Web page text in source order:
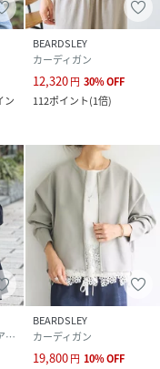
入荷」「値下げ」通
新商品などの入荷情
取ることができま
BEZ1061407A0002
ります。
43％
％ ベージュが旧品
ン
BEARDSLEY
カーディガン
12,320円 30%OFF
112ポイント(1倍)
その他のジャケット・アウター
BEARDSLEY
カーディガン
19,800円 10%OFF